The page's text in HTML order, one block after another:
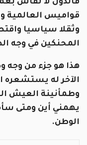
فالدول لا تقاس
قواميس العالمية
وثقلا سياسيا
المحنكين في وجه
هذا هو جزء من وجه
الآخر له يستشعره
وطمأنينة العيش
يهمني أين ومتى
الوطن.